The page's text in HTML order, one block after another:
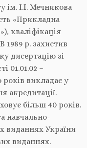
ім. І.І. Мечникова
«Прикладна
кваліфікація
1989 р. захистив
дисертацію зі
01.01.02 –
років викладає у
акредитації.
більш 40 років.
навчально-
виданнях України
виданнях.